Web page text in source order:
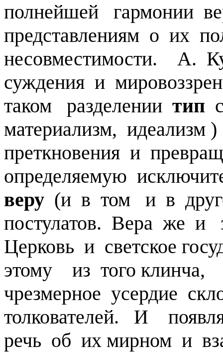
полнейшей гармонии
представлениям о их
несовместимости. А.
суждения и
таком разделении тип
материализм,
преткновения и
определяемую
веру (и в том и в
постулатов. Вера же и
Церковь и светское
этому из того клинча,
чрезмерное усердие
толкователей. И
речь об их мирном и